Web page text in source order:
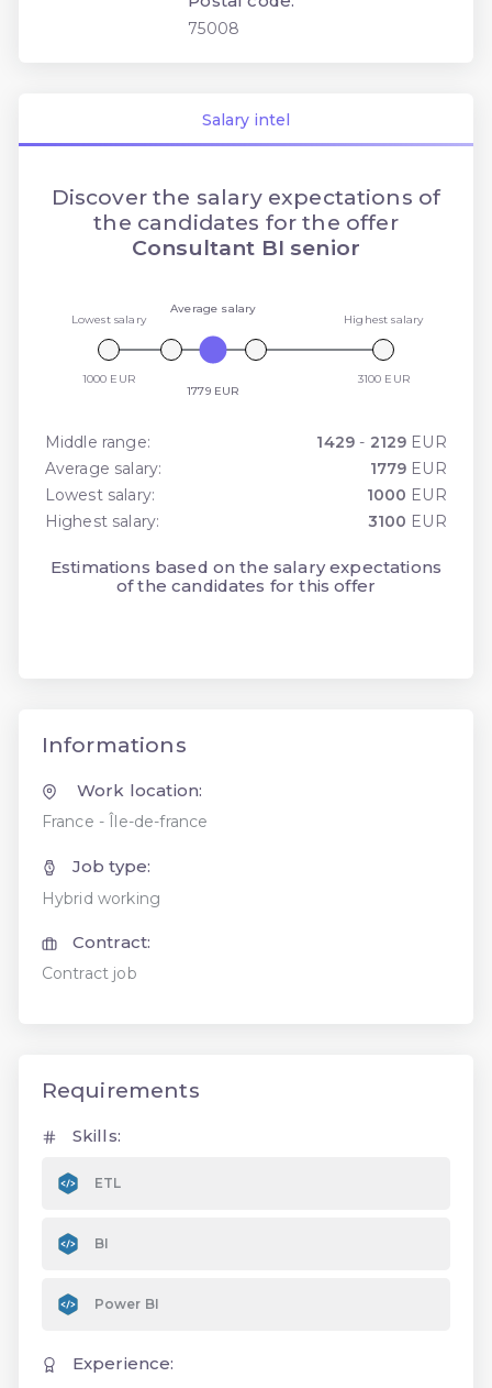
75008
Salary intel
Discover the salary expectations of
the candidates for the offer
Consultant BI senior
Lowest salary
1000 EUR
Average salary
1779 EUR
Highest salary
3100 EUR
Middle range: 1429 - 2129 EUR
Average salary:
1779 EUR
Lowest salary:
1000 EUR
Highest salary:
3100 EUR
Estimations based on the salary expectations
of the candidates for this offer
Informations
Work location:
France - Île-de-france
Job type:
Hybrid working
Contract:
Contract job
Requirements
Skills:
ETL
BI
Power BI
Experience: